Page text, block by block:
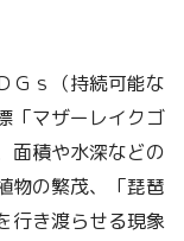
Ｇｓ（持続可能な
「マザーレイクゴ
面積や水深などの
物の繁茂、「琵琶
行き渡らせる現象